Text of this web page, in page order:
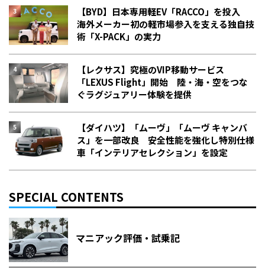
【BYD】日本専用軽EV「RACCO」を投入
海外メーカー初の軽市場参入を支える独自技
術「X-PACK」の実力
【レクサス】究極のVIP移動サービス
「LEXUS Flight」開始 陸・海・空をつな
ぐラグジュアリー体験を提供
【ダイハツ】「ムーヴ」「ムーヴ キャンバ
ス」を一部改良 安全性能を強化し特別仕様
車「インテリアセレクション」を設定
SPECIAL CONTENTS
マニアック評価・試乗記